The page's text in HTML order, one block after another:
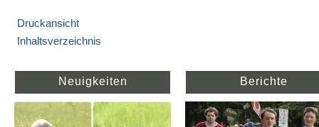
Druckansicht
Inhaltsverzeichnis
Neuigkeiten Berichte